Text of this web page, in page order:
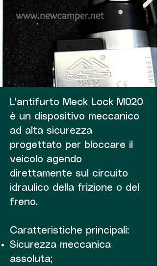
L'antifurto Meck Lock M020
è un dispositivo meccanico
ad alta sicurezza
progettato per bloccare il
veicolo agendo
direttamente sul circuito
idraulico della frizione o del
freno.
Caratteristiche principali:
Sicurezza meccanica
assoluta;